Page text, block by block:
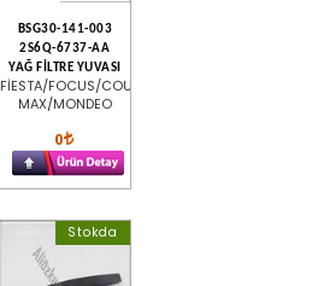
BSG30-141-003
2S6Q-6737-AA
YAĞ FİLTRE YUVASI
FİESTA/FOCUS/COURİER/C-
MAX/MONDEO
0
Stokda